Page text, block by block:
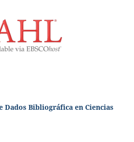
Dados Bibliográfica en Ciencias